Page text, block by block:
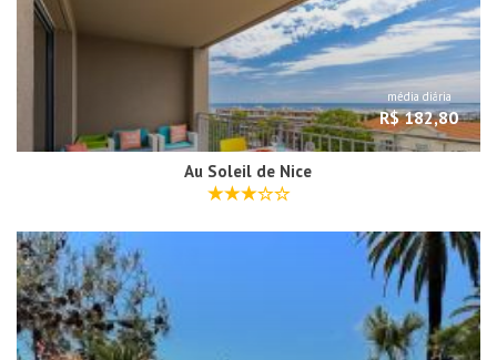
média diária
R$ 182,80
Au Soleil de Nice